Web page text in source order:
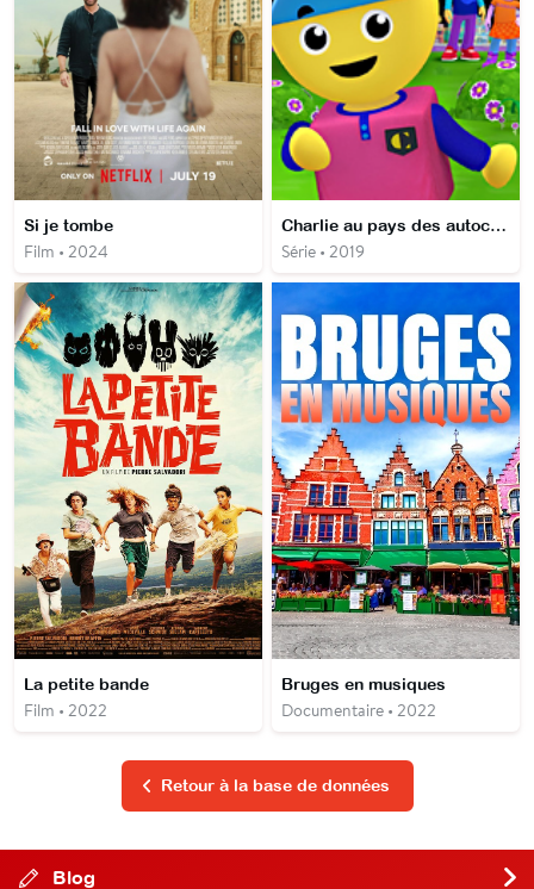
Si je tombe
Film • 2024
Charlie au pays des autocollants
Série • 2019
La petite bande
Film • 2022
Bruges en musiques
Documentaire • 2022
Retour à la base de données
Blog